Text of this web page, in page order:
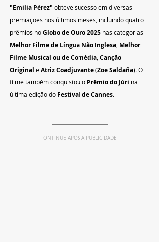
"Emilia Pérez" obteve sucesso em diversas
premiações nos últimos meses, incluindo quatro
prêmios no Globo de Ouro 2025 nas categorias
Melhor Filme de Língua Não Inglesa Melhor
Filme Musical ou de Comédia Canção
Original e Atriz Coadjuvante (Zoe Saldaña). O
filme também conquistou o Prêmio do Júri na
última edição do Festival de Cannes.
ONTINUE APÓS A PUBLICIDADE